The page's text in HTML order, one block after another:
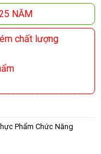
NĂM
chất lượng
Phẩm Chức Năng